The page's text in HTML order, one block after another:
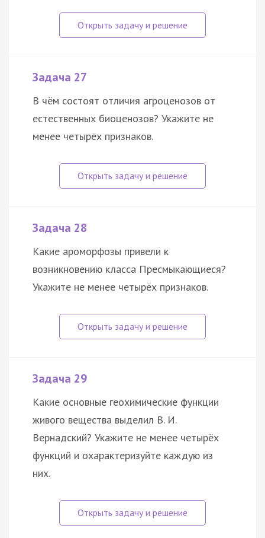
Задача 27
В чём состоят отличия агроценозов от
естественных биоценозов? Укажите не
менее четырёх признаков.
Задача 28
Какие ароморфозы привели к
возникновению класса Пресмыкающиеся?
Укажите не менее четырёх признаков.
Задача 29
Какие основные геохимические функции
живого вещества выделил В. И.
Вернадский? Укажите не менее четырёх
функций и охарактеризуйте каждую из
них.